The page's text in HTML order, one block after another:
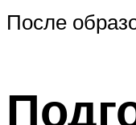
После